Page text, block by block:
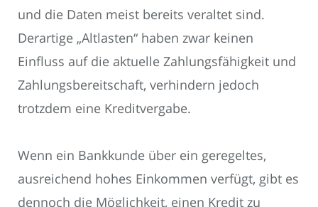
und die Daten meist bereits veraltet sind.
Derartige „Altlasten“ haben zwar keinen
Einfluss auf die aktuelle Zahlungsfähigkeit und
Zahlungsbereitschaft, verhindern jedoch
trotzdem eine Kreditvergabe.
Wenn ein Bankkunde über ein geregeltes,
ausreichend hohes Einkommen verfügt, gibt es
dennoch die Möglichkeit, einen Kredit zu